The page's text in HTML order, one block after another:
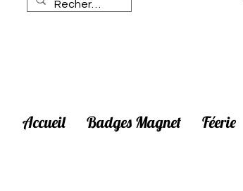
Accueil Badges Magnet Féerie